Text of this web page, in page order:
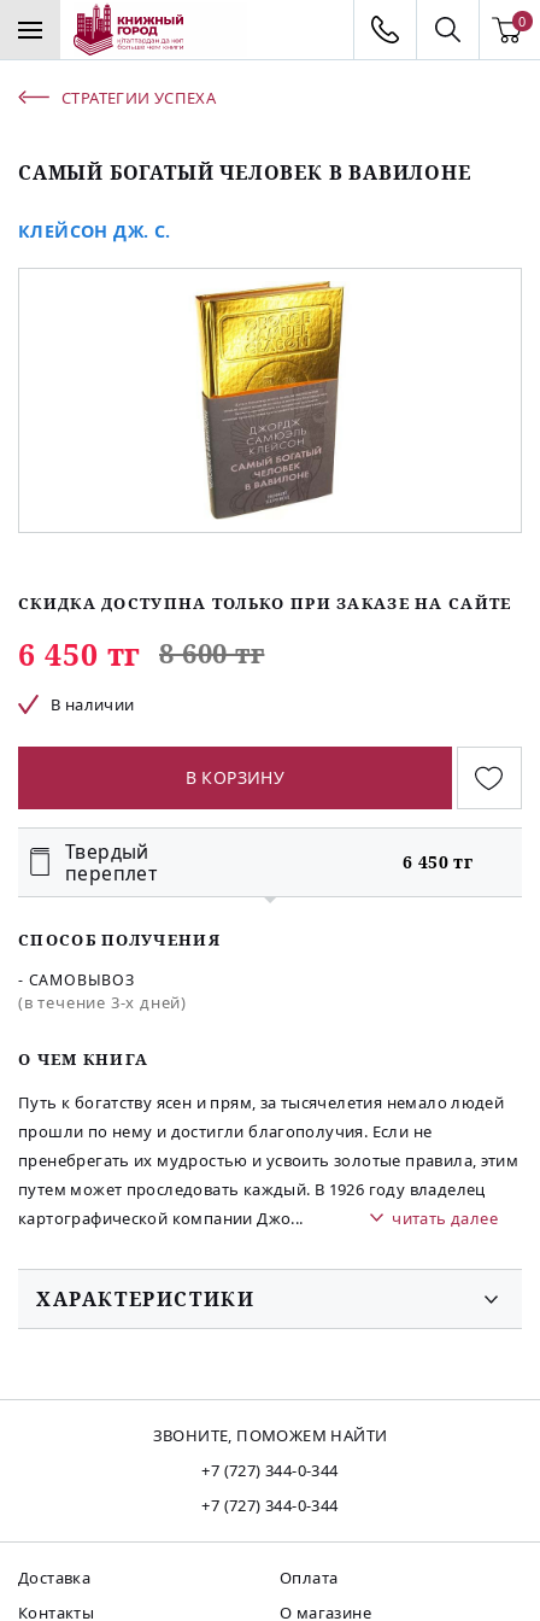
0
СТРАТЕГИИ УСПЕХА
САМЫЙ БОГАТЫЙ ЧЕЛОВЕК В ВАВИЛОНЕ
КЛЕЙСОН ДЖ. С.
O ЧЕМ КНИГА
Путь к богатству ясен и прям, за тысячелетия немало людей
прошли по нему и достигли благополучия. Если не
пренебрегать их мудростью и усвоить золотые правила, этим
путем может проследовать каждый. В 1926 году владелец
картографической компании Джо... читать далее
СКИДКА ДОСТУПНА ТОЛЬКО ПРИ ЗАКАЗЕ НА САЙТЕ
6 450 тг 8 600 тг
В наличии
В КОРЗИНУ
Твердый
переплет
6 450 тг
СПОСОБ ПОЛУЧЕНИЯ
- САМОВЫВОЗ
(в течение 3-х дней)
ХАРАКТЕРИСТИКИ
ЗВОНИТЕ, ПОМОЖЕМ НАЙТИ
+7 (727) 344-0-344
+7 (727) 344-0-344
Доставка
Оплата
Контакты
О магазине